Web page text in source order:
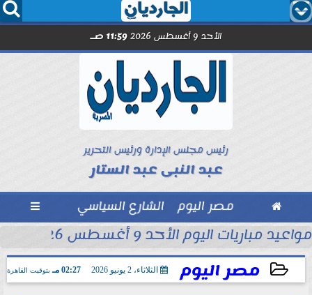
  
الأحد 9 أغسطس 2026 11:59 صـ
رئيس مجلس الإدارة ورئيس التحرير
عبد النبى عبد الستار
 مصر اليوم الشارع السياسي 
شريف...
مواعيد مباريات اليوم الأحد 9 أغسطس 2026
مصر اليوم الثلاثاء، 2 يونيو 2026 02:27 مـ بتوقيت القاهرة